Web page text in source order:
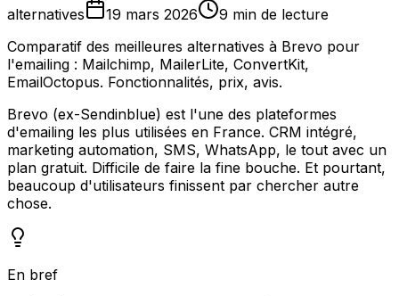
alternatives 19 mars 2026
9 min de lecture
Comparatif des meilleures alternatives à Brevo pour
l'emailing : Mailchimp, MailerLite, ConvertKit,
EmailOctopus. Fonctionnalités, prix, avis.
Brevo (ex-Sendinblue) est l'une des plateformes
d'emailing les plus utilisées en France. CRM intégré,
marketing automation, SMS, WhatsApp, le tout avec un
plan gratuit. Difficile de faire la fine bouche. Et pourtant,
beaucoup d'utilisateurs finissent par chercher autre
chose.
En bref